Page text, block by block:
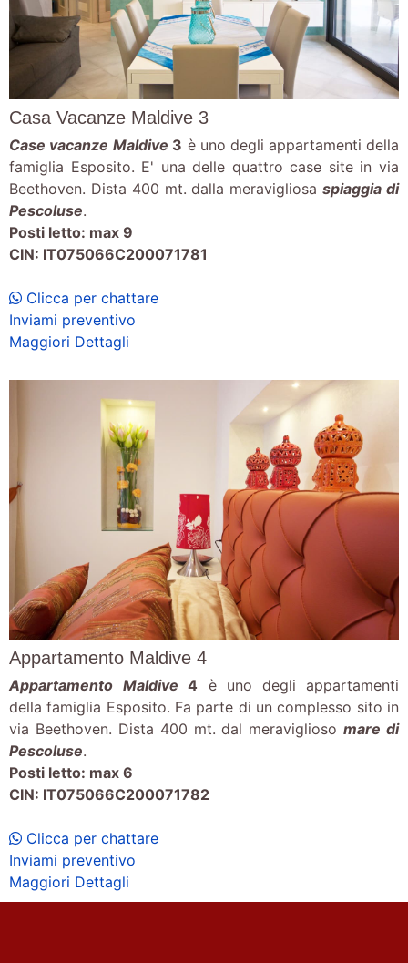
Casa Vacanze Maldive 3
Case vacanze Maldive 3 è uno degli appartamenti della
famiglia Esposito. E' una delle quattro case site in via
Beethoven. Dista 400 mt. dalla meravigliosaspiaggia di
Pescoluse.
Posti letto: max 9
CIN: IT075066C200071781
Clicca per chattare
Inviami preventivo
Maggiori Dettagli
Appartamento Maldive 4
Appartamento Maldive 4 è uno degli appartamenti
della famiglia Esposito. Fa parte di un complesso sito in
via Beethoven. Dista 400 mt. dal meravigliosomare di
Pescoluse.
Posti letto: max 6
CIN: IT075066C200071782
Clicca per chattare
Inviami preventivo
Maggiori Dettagli